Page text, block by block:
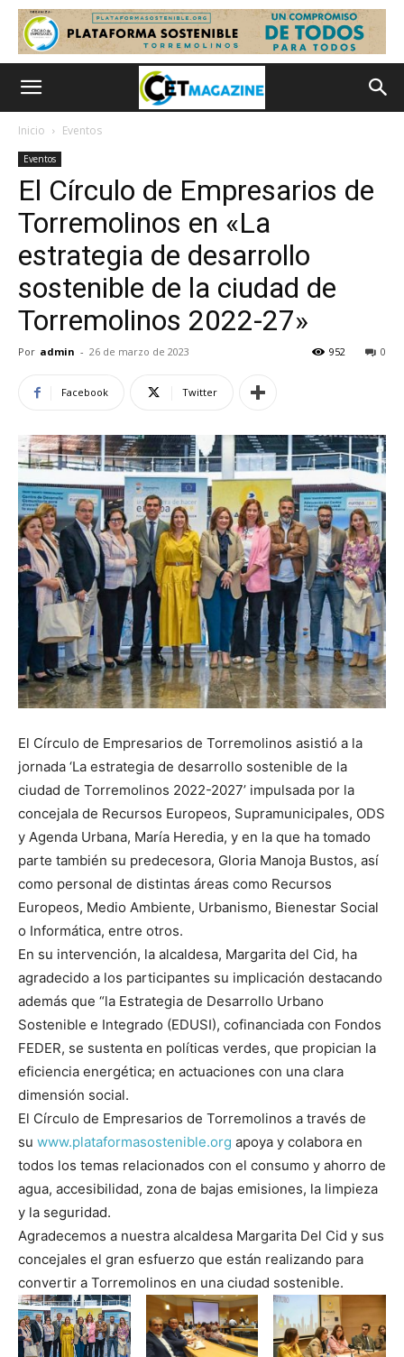
Inicio Eventos
Eventos
El Círculo de Empresarios de
Torremolinos en «La
estrategia de desarrollo
sostenible de la ciudad de
Torremolinos 2022-27»
Por admin - 26 de marzo de 2023 0
952
Facebook Twitter
El Círculo de Empresarios de Torremolinos asistió a la
jornada ‘La estrategia de desarrollo sostenible de la
ciudad de Torremolinos 2022-2027’ impulsada por la
concejala de Recursos Europeos, Supramunicipales, ODS
y Agenda Urbana, María Heredia, y en la que ha tomado
parte también su predecesora, Gloria Manoja Bustos, así
como personal de distintas áreas como Recursos
Europeos, Medio Ambiente, Urbanismo, Bienestar Social
o Informática, entre otros.
En su intervención, la alcaldesa, Margarita del Cid, ha
agradecido a los participantes su implicación destacando
además que “la Estrategia de Desarrollo Urbano
Sostenible e Integrado (EDUSI), cofinanciada con Fondos
FEDER, se sustenta en políticas verdes, que propician la
eficiencia energética; en actuaciones con una clara
dimensión social.
El Círculo de Empresarios de Torremolinos a través de
su www.plataformasostenible.org apoya y colabora en
todos los temas relacionados con el consumo y ahorro de
agua, accesibilidad, zona de bajas emisiones, la limpieza
y la seguridad.
Agradecemos a nuestra alcaldesa Margarita Del Cid y sus
concejales el gran esfuerzo que están realizando para
convertir a Torremolinos en una ciudad sostenible.